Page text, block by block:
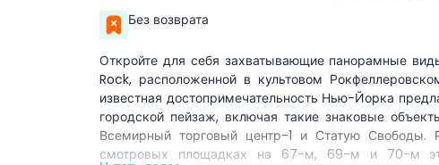
Без возврата
Откройте для себя захватывающие панорамные
Rock, расположенной в культовом
известная достопримечательность Нью-Йорка
городской пейзаж, включая такие знаковые
Всемирный торговый центр-1 и Статую Свободы.
смотровых площадках на 67-м, 69-м и 70-м